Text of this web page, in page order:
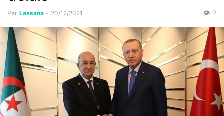
Par Lassana - 20/12/2021 0